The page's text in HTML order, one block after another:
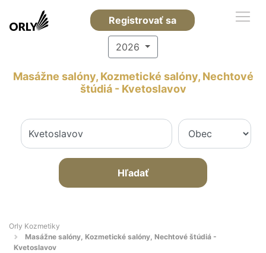
Registrovať sa
2026
Masážne salóny, Kozmetické salóny, Nechtové
štúdiá - Kvetoslavov
Hľadať
Orly Kozmetiky
Masážne salóny, Kozmetické salóny, Nechtové štúdiá -
Kvetoslavov